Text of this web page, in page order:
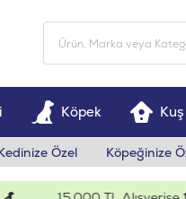
Köpek Kuş
Özel Köpeğinize